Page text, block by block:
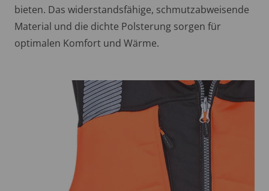
bieten. Das widerstandsfähige, schmutzabweisende
Material und die dichte Polsterung sorgen für
optimalen Komfort und Wärme.